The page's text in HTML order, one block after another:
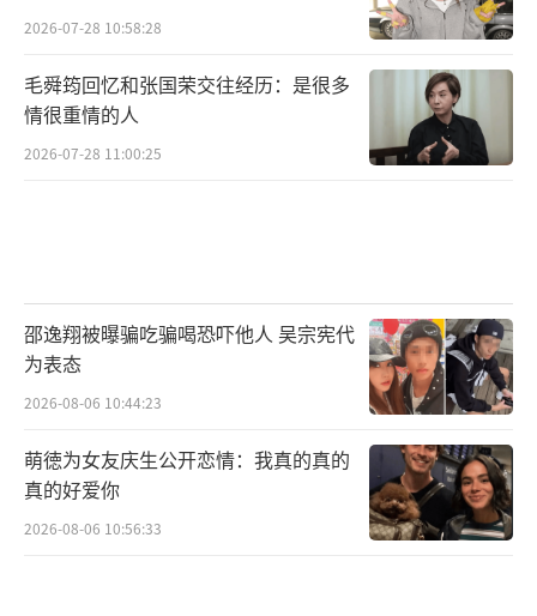
非遗文化。
“民族的脉络与联系深深地连接在一起，
构成了独有的一方风土人情，人们大限度地延
续传统。”是她作为畲族人对于民族的感情和
愿望，在蓝盈莹心里，自己除了是一名演员
外，也是少数民族畲族的一员，除了要不断提
2026-07-28 10:58:28
毛舜筠回忆和张国荣交往经历：是很多
情很重情的人
2026-07-28 11:00:25
邵逸翔被曝骗吃骗喝恐吓他人 吴宗宪代
为表态
2026-08-06 10:44:23
萌徳为女友庆生公开恋情：我真的真的
真的好爱你
2026-08-06 10:56:33